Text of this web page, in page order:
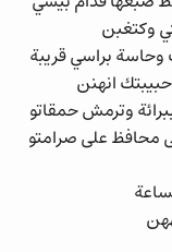
وكتغبن
وحاسة براسي قريبة
انهنن
وترمش حمقاتو
محافظ على صرامتو